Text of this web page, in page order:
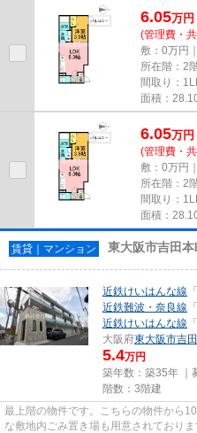
6.05万円
(管理費・
敷：0万円
所在階：2
間取り：
面積：
6.05万円
(管理費・
敷：0万円
所在階：2
間取り：
面積：
賃貸｜マンション 東大阪市吉田
近鉄けいはんな線 「
近鉄難波・奈良線 「
近鉄けいはんな線 「
大阪府東大阪市吉
5.4万円
築年数：築35年 ｜
階数：3階建
最上階の物件です。こちらの物件から
な敷地内ごみ置き場も用意されており